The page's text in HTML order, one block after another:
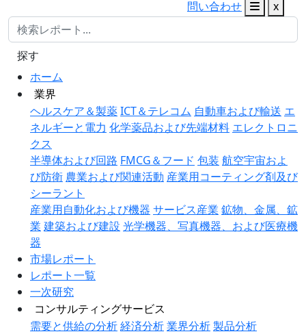
問い合わせ
x
ホーム
業界
ヘルスケア＆製薬ICT＆テレコム 自動車および輸送 エ
ネルギーと電力 化学薬品および先端材料 エレクトロニ
クス
半導体および回路 FMCG＆フード 包装 航空宇宙およ
び防衛 農業および関連活動 産業用コーティング剤及び
シーラント
産業用自動化および機器 サービス産業 鉱物、金属、鉱
業 建築および建設 光学機器、写真機器、および医療機
器
市場レポート
レポート一覧
一次研究
コンサルティングサービス
需要と供給の分析経済分析業界分析製品分析
探す